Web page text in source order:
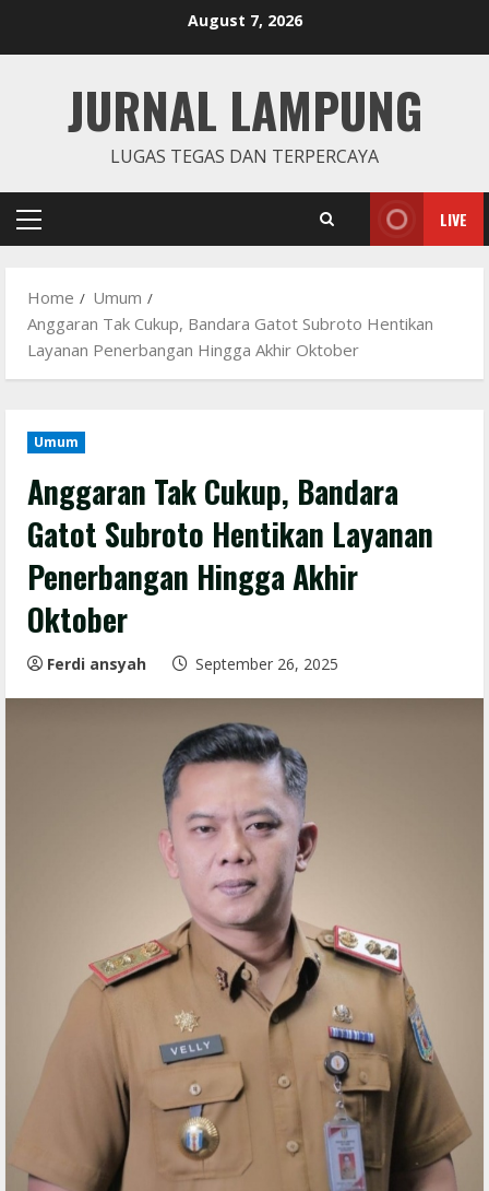
August 7, 2026
JURNAL LAMPUNG
LUGAS TEGAS DAN TERPERCAYA
Primary
LIVE
Home
Umum
Anggaran Tak Cukup, Bandara Gatot Subroto Hentikan
Layanan Penerbangan Hingga Akhir Oktober
Umum
Anggaran Tak Cukup, Bandara
Gatot Subroto Hentikan Layanan
Penerbangan Hingga Akhir
Oktober
Ferdi ansyah September 26, 2025